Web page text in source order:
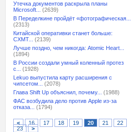
Утечка документов раскрыла планы
Microsoft...
(2639)
В Переделкине пройдёт «фотографическая...
(2313)
Китайской оперативки станет больше:
CXMT...
(2139)
Лучше поздно, чем никогда: Atomic Heart...
(1894)
В России создали умный коленный протез
с...
(1928)
Lekuo выпустила карту расширения с
чипсетом...
(2078)
Глава Shift Up объяснил, почему...
(1988)
ФАС возбудила дело против Apple из-за
отказа...
(1794)
< 16 17 18 19 20 21
22
23
>